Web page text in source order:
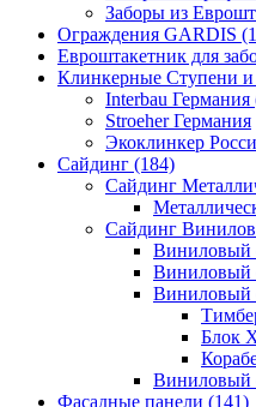
Заборы из
Ограждения GARDIS
Евроштакетник для
Клинкерные Ступени
Interbau Германия
Stroeher Германия
Экоклинкер
Сайдинг (184)
Сайдинг
Сайдинг
Виниловый
Виниловый
Виниловый
Блок
Виниловый
Фасадные панели (141)